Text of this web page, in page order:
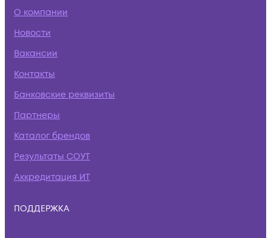
О компании
Новости
Вакансии
Контакты
Банковские реквизиты
Партнеры
Каталог брендов
Результаты СОУТ
Аккредитация ИТ
ПОДДЕРЖКА